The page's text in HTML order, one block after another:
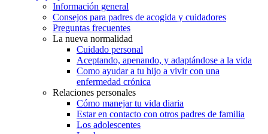
Información general
Consejos para padres de acogida y cuidadores
Preguntas frecuentes
La nueva normalidad
Cuidado personal
Aceptando, apenando, y adaptándose a la vida
Como ayudar a tu hijo a vivir con una
enfermedad crónica
Relaciones personales
Cómo manejar tu vida diaria
Estar en contacto con otros padres de familia
Los adolescentes